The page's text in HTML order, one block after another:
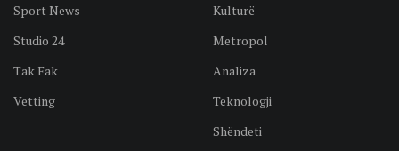
Sport News
Studio 24
Tak Fak
Vetting
Kulturë
Metropol
Analiza
Teknologji
Shëndeti